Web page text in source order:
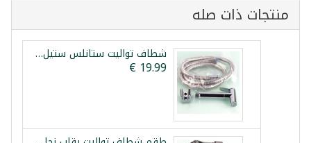
منتجات ذات صله
شطاف تواليت ستانلس ستيل بقلب نحاس فيستا